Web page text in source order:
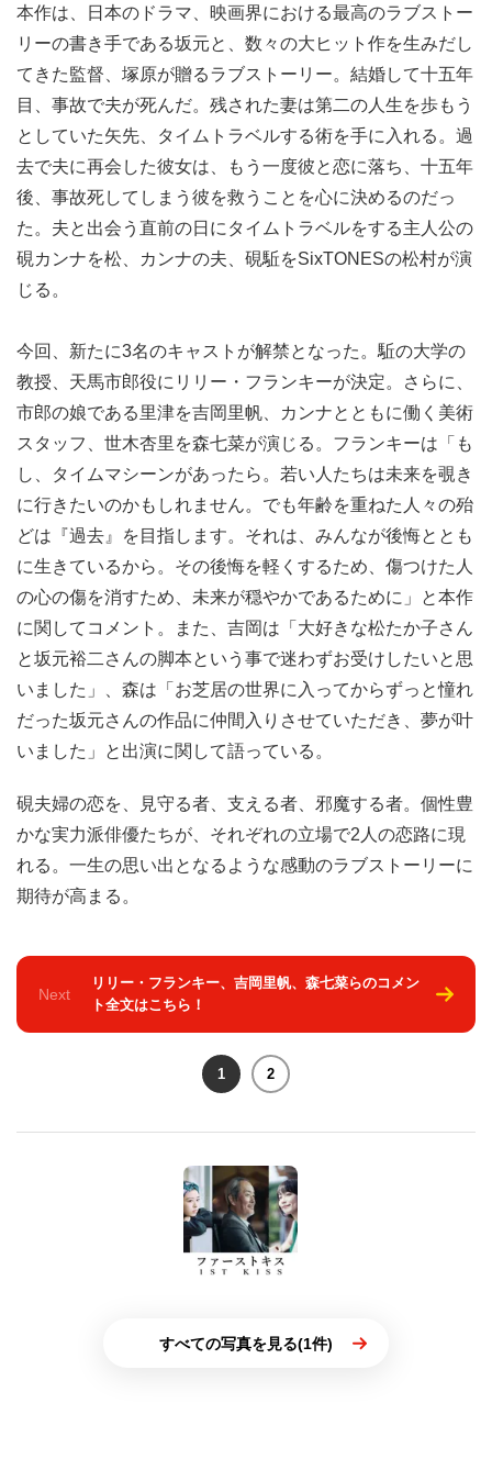
本作は、日本のドラマ、映画界における最高のラブストー
リーの書き手である坂元と、数々の大ヒット作を生みだし
てきた監督、塚原が贈るラブストーリー。結婚して十五年
目、事故で夫が死んだ。残された妻は第二の人生を歩もう
としていた矢先、タイムトラベルする術を手に入れる。過
去で夫に再会した彼女は、もう一度彼と恋に落ち、十五年
後、事故死してしまう彼を救うことを心に決めるのだっ
た。夫と出会う直前の日にタイムトラベルをする主人公の
硯カンナを松、カンナの夫、硯駈をSixTONESの松村が演
じる。
今回、新たに3名のキャストが解禁となった。駈の大学の
教授、天馬市郎役にリリー・フランキーが決定。さらに、
市郎の娘である里津を吉岡里帆、カンナとともに働く美術
スタッフ、世木杏里を森七菜が演じる。フランキーは「も
し、タイムマシーンがあったら。若い人たちは未来を覗き
に行きたいのかもしれません。でも年齢を重ねた人々の殆
どは『過去』を目指します。それは、みんなが後悔ととも
に生きているから。その後悔を軽くするため、傷つけた人
の心の傷を消すため、未来が穏やかであるために」と本作
に関してコメント。また、吉岡は「大好きな松たか子さん
と坂元裕二さんの脚本という事で迷わずお受けしたいと思
いました」、森は「お芝居の世界に入ってからずっと憧れ
だった坂元さんの作品に仲間入りさせていただき、夢が叶
いました」と出演に関して語っている。
硯夫婦の恋を、見守る者、支える者、邪魔する者。個性豊
かな実力派俳優たちが、それぞれの立場で2人の恋路に現
れる。一生の思い出となるような感動のラブストーリーに
期待が高まる。
Next
リリー・フランキー、吉岡里帆、森七菜らのコメン
ト全文はこちら！
1 2
すべての写真を見る(1件)